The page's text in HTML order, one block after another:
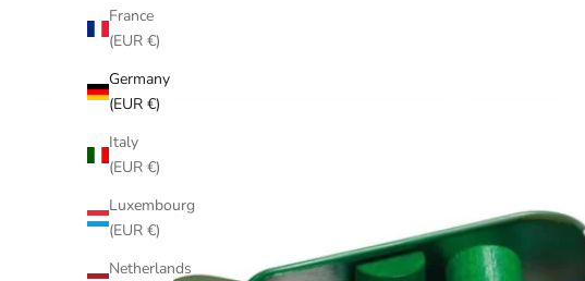
France
(EUR €)
Germany
(EUR €)
Italy
(EUR €)
Luxembourg
(EUR €)
Netherlands